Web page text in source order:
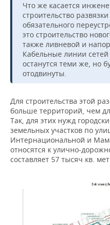
Что же касается
строительство
обязательного
это строительство
также ливневой и
Кабельные линии
останутся теми же, но
отодвинуты.
Для строительства этой
больше территорий, чем
Так, для этих нужд
земельных участков по
Интернациональной и
относятся к улично-
составляет 57 тысяч кв.